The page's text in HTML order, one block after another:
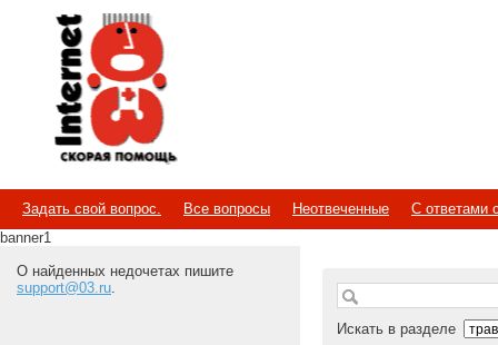
Internet
Скорая помощь
Задать свой вопрос. Все вопросы Неотвеченные
С ответами
banner1
О найденных недочетах пишите
support@03.ru.
Искать в разделе